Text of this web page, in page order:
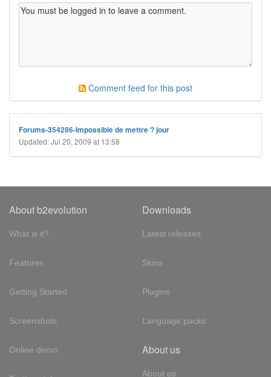
Comment feed for this post
Forums-354286-Impossible de mettre ? jour
Updated: Jul 20, 2009 at 13:58
About b2evolution
What is it?
Features
Getting Started
Screenshots
Online demo
Downloads
Latest releases
Skins
Plugins
Language packs
About us
About us